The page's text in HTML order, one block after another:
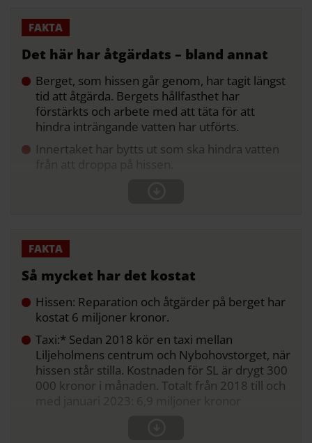
Det här har åtgärdats – bland annat
Berget, som hissen går genom, har tagit längst
tid att åtgärda. Bergets hållfasthet har
förstärkts och arbete med att täta för att
hindra inträngande vatten har utförts.
Innertaket har bytts ut som ska hindra vatten
från att droppa på hissen.
Så mycket har det kostat
Hissen: Reparation och åtgärder på berget har
kostat 6 miljoner kronor.
Taxi:* Sedan 2018 kör en taxi mellan
Liljeholmens centrum och Nybohovstorget, när
hissen står stilla. Kostnaden för SL är drygt 300
000 kronor i månaden. Totalt från 2018 till och
med januari 2023: 6,9 miljoner kronor